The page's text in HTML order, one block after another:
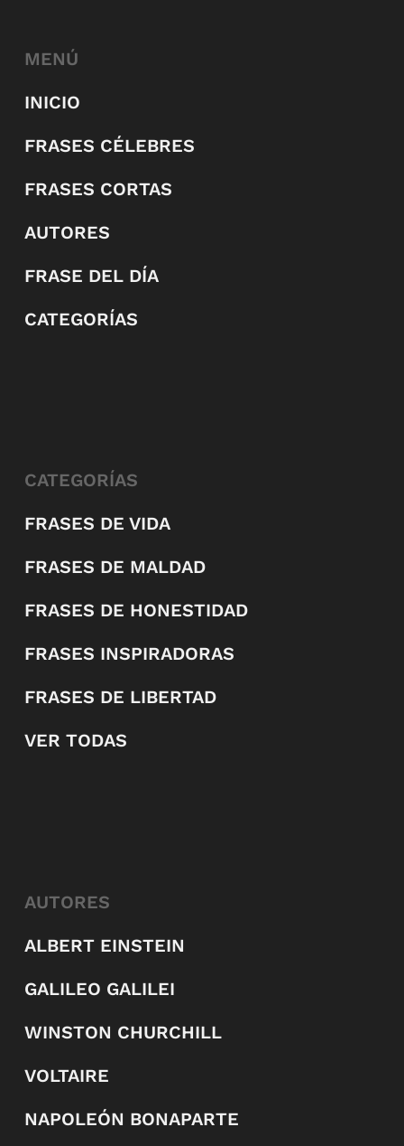
MENÚ
INICIO
FRASES CÉLEBRES
FRASES CORTAS
AUTORES
FRASE DEL DÍA
CATEGORÍAS
CATEGORÍAS
FRASES DE VIDA
FRASES DE MALDAD
FRASES DE HONESTIDAD
FRASES INSPIRADORAS
FRASES DE LIBERTAD
VER TODAS
AUTORES
ALBERT EINSTEIN
GALILEO GALILEI
WINSTON CHURCHILL
VOLTAIRE
NAPOLEÓN BONAPARTE